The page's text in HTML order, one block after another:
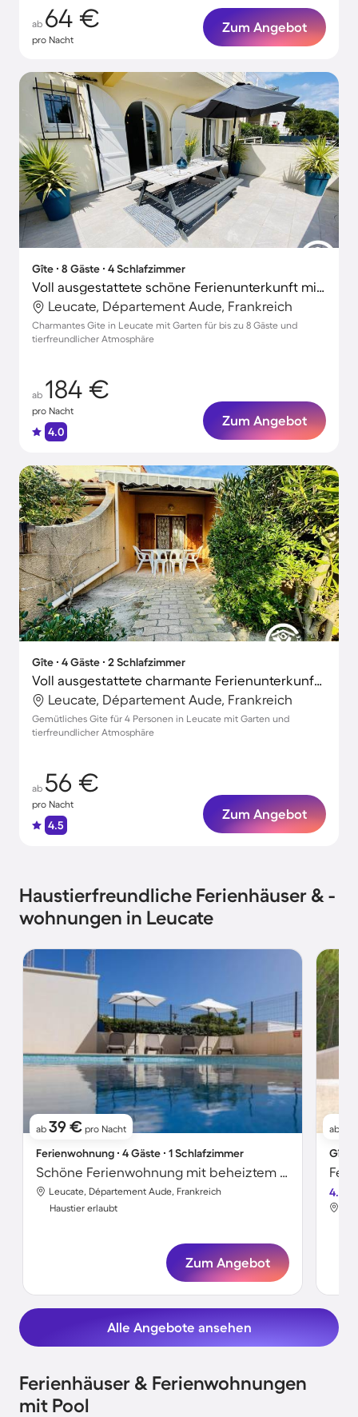
ab 64 €
pro Nacht
Zum Angebot
Gîte ∙ 8 Gäste ∙ 4 Schlafzimmer
Voll ausgestattete schöne Ferienunterkunft mit Grill, Terrasse und Garten | Nah am Strand | Haustierfreundlich
Leucate, Département Aude, Frankreich
Charmantes Gite in Leucate mit Garten für bis zu 8 Gäste und
tierfreundlicher Atmosphäre
ab 184 €
pro Nacht
4.0
Zum Angebot
Gîte ∙ 4 Gäste ∙ 2 Schlafzimmer
Voll ausgestattete charmante Ferienunterkunft mit Garten und Terrasse | Nah am Strand | Hunde erlaubt
Leucate, Département Aude, Frankreich
Gemütliches Gite für 4 Personen in Leucate mit Garten und
tierfreundlicher Atmosphäre
ab 56 €
pro Nacht
4.5
Zum Angebot
Haustierfreundliche Ferienhäuser & -
wohnungen in Leucate
ab 39 € pro Nacht
Ferienwohnung ∙ 4 Gäste ∙ 1 Schlafzimmer
Schöne Ferienwohnung mit beheiztem Pool | Haustiere sind willkommen
Leucate, Département Aude, Frankreich
Haustier erlaubt
Zum Angebot
ab
Gîte
4.7
Alle Angebote ansehen
Ferienhäuser & Ferienwohnungen
mit Pool